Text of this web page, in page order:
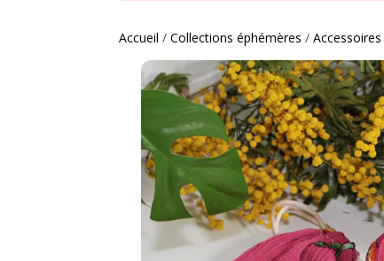
Accueil /Collections éphémères /Accessoires